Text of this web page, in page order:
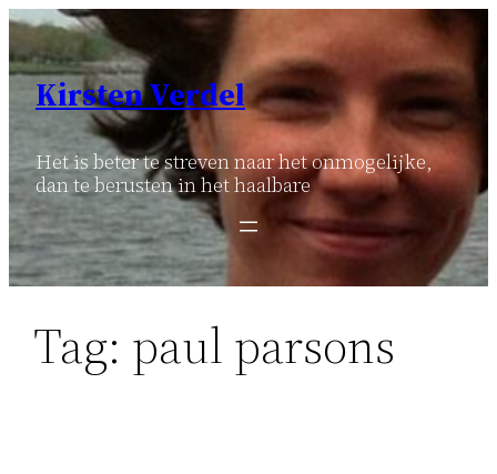
Ga
naar
inhoud
Kirsten Verdel
Het is beter te streven naar het onmogelijke,
dan te berusten in het haalbare
Tag: paul parsons